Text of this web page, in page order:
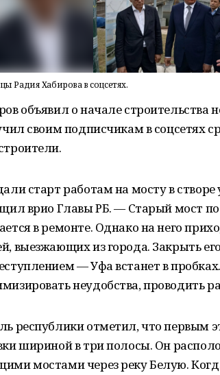
Радия Хабирова в соцсетях.
объявил о начале строительства
своим подписчикам в соцсетях
старт работам на мосту в
врио Главы РБ. — Старый мост
в ремонте. Однако на него
выезжающих из города. Закрыть
— Уфа встанет в
неудобства, проводить
республики отметил, что первым
шириной в три полосы. Он
мостами через реку Белую.